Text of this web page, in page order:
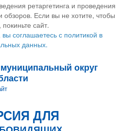
ретаргетинга и проведения
обзоров. Если вы не хотите, чтобы
сайт.
соглашаетесь с политикой в
данных.